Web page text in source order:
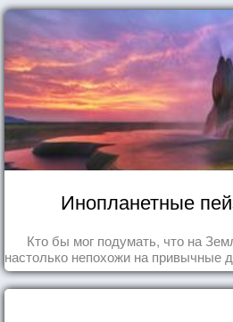
Инопланетные
Кто бы мог подумать, что на
настолько непохожи на привычные
что кажутся и вовсе